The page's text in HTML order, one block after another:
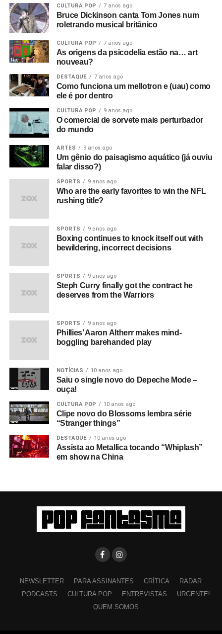
CULTURA POP 7 anos ago
Bruce Dickinson canta Tom Jones num
roletrando musical britânico
CULTURA POP 7 anos ago
As origens da psicodelia estão na… art
nouveau?
DESTAQUE 7 anos ago
Como funciona um mellotron e (uau) como
ele é por dentro
CULTURA POP 9 anos ago
O comercial de sorvete mais perturbador
do mundo
ARTES 9 anos ago
Um gênio do paisagismo aquático (já ouviu
falar disso?)
SPORTS 9 anos ago
Who are the early favorites to win the NFL
rushing title?
SPORTS 9 anos ago
Boxing continues to knock itself out with
bewildering, incorrect decisions
SPORTS 9 anos ago
Steph Curry finally got the contract he
deserves from the Warriors
SPORTS 9 anos ago
Phillies’ Aaron Altherr makes mind-
boggling barehanded play
NOTÍCIAS 10 anos ago
Saiu o single novo do Depeche Mode –
ouça!
CULTURA POP 10 anos ago
Clipe novo do Blossoms lembra série
“Stranger things”
DESTAQUE 10 anos ago
Assista ao Metallica tocando “Whiplash”
em show na China
NEWSLETTER PARA ASSINANTES CRÍTICA
RADAR
PODCASTS
CULTURA POP ENTREVISTAS
URGENTE!
QUEM SOMOS